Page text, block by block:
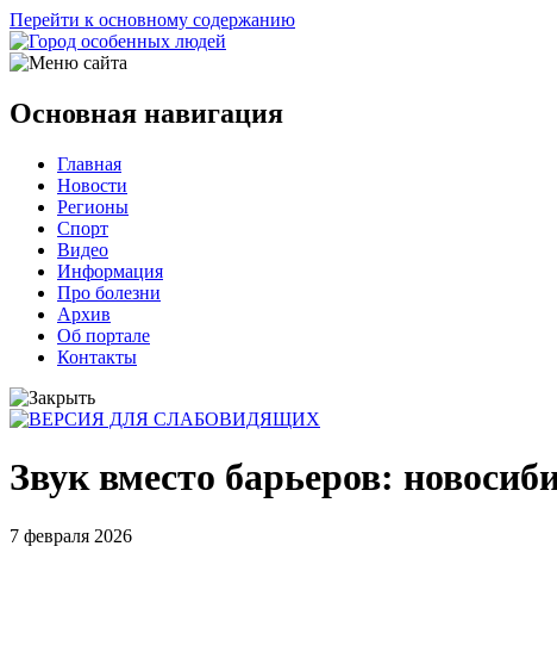
Перейти к основному содержанию
Основная навигация
Главная
Новости
Регионы
Спорт
Видео
Информация
Про болезни
Архив
Об портале
Контакты
Звук вместо барьеров:
7 февраля 2026